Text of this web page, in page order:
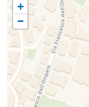
+
−